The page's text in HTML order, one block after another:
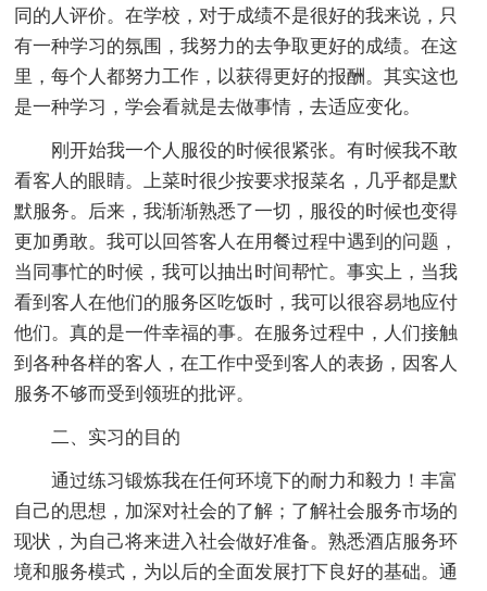
同的人评价。在学校，对于成绩不是很好的我来说，只
有一种学习的氛围，我努力的去争取更好的成绩。在这
里，每个人都努力工作，以获得更好的报酬。其实这也
是一种学习，学会看就是去做事情，去适应变化。
刚开始我一个人服役的时候很紧张。有时候我不敢
看客人的眼睛。上菜时很少按要求报菜名，几乎都是默
默服务。后来，我渐渐熟悉了一切，服役的时候也变得
更加勇敢。我可以回答客人在用餐过程中遇到的问题，
当同事忙的时候，我可以抽出时间帮忙。事实上，当我
看到客人在他们的服务区吃饭时，我可以很容易地应付
他们。真的是一件幸福的事。在服务过程中，人们接触
到各种各样的客人，在工作中受到客人的表扬，因客人
服务不够而受到领班的批评。
二、实习的目的
通过练习锻炼我在任何环境下的耐力和毅力！丰富
自己的思想，加深对社会的了解；了解社会服务市场的
现状，为自己将来进入社会做好准备。熟悉酒店服务环
境和服务模式，为以后的全面发展打下良好的基础。通